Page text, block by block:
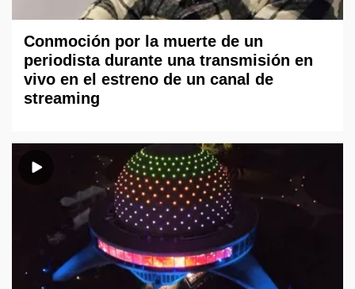
Conmoción por la muerte de un
periodista durante una transmisión en
vivo en el estreno de un canal de
streaming